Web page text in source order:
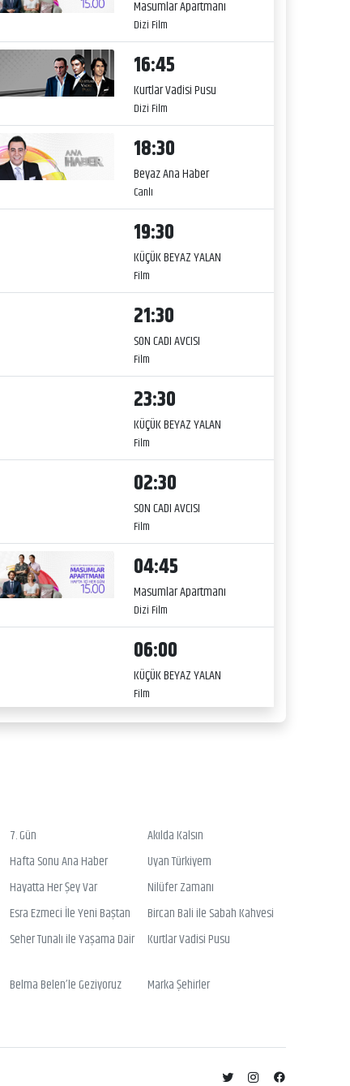
Masumlar Apartmanı
Dizi Film
16:45
Kurtlar Vadisi Pusu
Dizi Film
18:30
Beyaz Ana Haber
Canlı
19:30
KÜÇÜK BEYAZ YALAN
Film
21:30
SON CADI AVCISI
Film
23:30
KÜÇÜK BEYAZ YALAN
Film
02:30
SON CADI AVCISI
Film
04:45
Masumlar Apartmanı
Dizi Film
06:00
KÜÇÜK BEYAZ YALAN
Film
7. Gün
Akılda Kalsın
Hafta Sonu Ana Haber
Uyan Türkiyem
Hayatta Her Şey Var
Nilüfer Zamanı
Esra Ezmeci İle Yeni Baştan
Bircan Bali ile Sabah Kahvesi
Seher Tunalı ile Yaşama Dair Kurtlar Vadisi Pusu
Belma Belen’le Geziyoruz
Marka Şehirler